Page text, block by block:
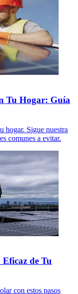
Tu Hogar: Guía
hogar. Sigue nuestra
comunes a evitar.
de Tu
con estos pasos